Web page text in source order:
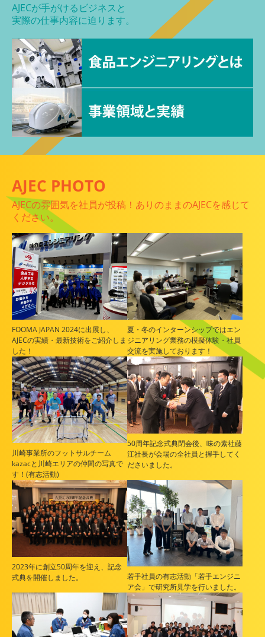
AJECが手がけるビジネスと
実際の仕事内容に迫ります。
AJEC PHOTO
AJECの雰囲気を社員が投稿！ありのままのAJECを感じて
ください。
FOOMA JAPAN 2024に出展し、
AJECの実績・最新技術をご紹介しま
した！
夏・冬のインターンシップではエン
ジニアリング業務の模擬体験・社員
交流を実施しております！
川崎事業所のフットサルチーム
kazacと川崎エリアの仲間の写真で
す！(有志活動)
50周年記念式典閉会後、味の素社藤
江社長が会場の全社員と握手してく
ださいました。
2023年に創立50周年を迎え、記念
式典を開催しました。
若手社員の有志活動「若手エンジニ
ア会」で研究所見学を行いました。